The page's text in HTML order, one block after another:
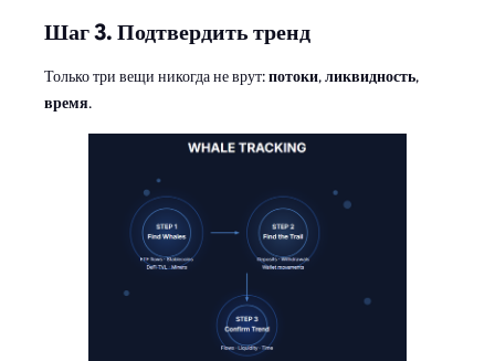
Шаг 3. Подтвердить тренд
Только три вещи никогда не врут:потоки,ликвидность,
время.